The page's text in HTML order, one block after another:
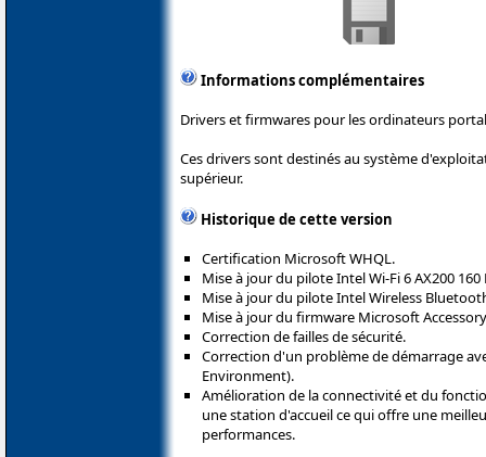
Informations complémentaires
Drivers et firmwares pour les ordinateurs
Ces drivers sont destinés au système
supérieur.
Historique de cette version
Certification Microsoft WHQL.
Mise à jour du pilote Intel Wi-Fi 6 AX200
Mise à jour du pilote Intel Wireless
Mise à jour du firmware Microsoft
Correction de failles de sécurité.
Correction d'un problème de démarrage
Environment).
Amélioration de la connectivité et du
une station d'accueil ce qui offre une
performances.